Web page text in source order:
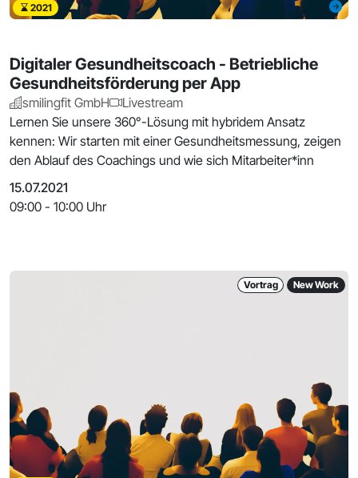
2021
Digitaler Gesundheitscoach - Betriebliche
Gesundheitsförderung per App
smilingfit GmbH
Livestream
Lernen Sie unsere 360°-Lösung mit hybridem Ansatz
kennen: Wir starten mit einer Gesundheitsmessung, zeigen
den Ablauf des Coachings und wie sich Mitarbeiter*inn
15.07.2021
09:00 - 10:00 Uhr
Vortrag New Work